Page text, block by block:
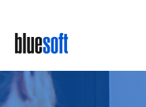
main
content